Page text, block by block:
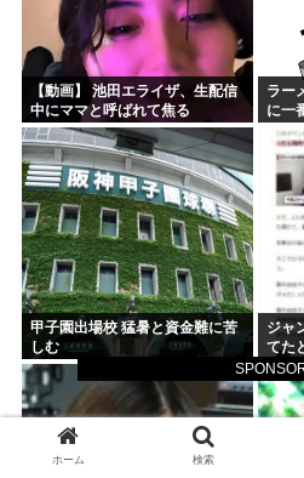
【動画】 池田エライザ、生配信
中にママと呼ばれて焦る
ラー
に一
甲子園出場校 猛暑と資金難に苦
しむ
ジャ
てた
ラさ
は？
ホーム 検索